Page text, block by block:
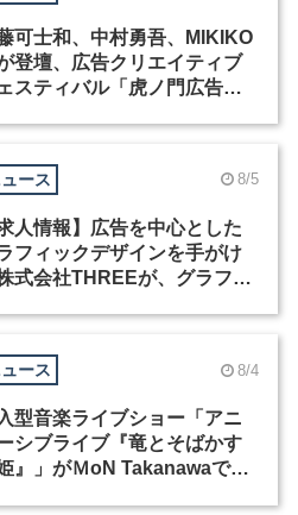
可士和、中村勇吾、MIKIKO
登壇、広告クリエイティブ
スティバル「虎ノ門広告
ース 8/5
求人情報】広告を中心とした
フィックデザインを手がけ
式会社THREEが、グラフィ
ース 8/4
型音楽ライブショー「アニ
シブライブ『竜とそばかす
』」がＭoN Takanawaで開